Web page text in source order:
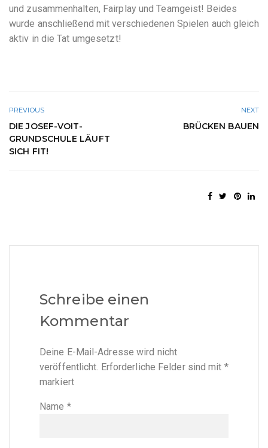
und zusammenhalten, Fairplay und Teamgeist! Beides
wurde anschließend mit verschiedenen Spielen auch gleich
aktiv in die Tat umgesetzt!
PREVIOUS
DIE JOSEF-VOIT-
GRUNDSCHULE LÄUFT
SICH FIT!
NEXT
BRÜCKEN BAUEN
Schreibe einen
Kommentar
Deine E-Mail-Adresse wird nicht
veröffentlicht. Erforderliche Felder sind mit *
markiert
Name *